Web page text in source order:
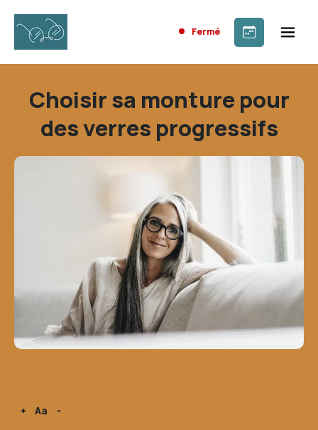
Fermé
Choisir sa monture pour
des verres progressifs
+ Aa -